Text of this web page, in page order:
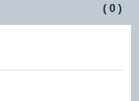
(0)